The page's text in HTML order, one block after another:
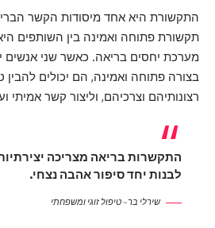
התקשורת היא אחד מיסודות הקשר
תקשורת פתוחה ואמינה בין השותפים
מערכת יחסים בריאה. כאשר שני אנשים
בצורה פתוחה ואמינה, הם יכולים להבין
רצונותיהם וצרכיהם, וליצור קשר אמיתי
התקשרות בריאה מצריכה
לבנות יחד סיפור אהבה נצחי.
שירלי בר – טיפול זוגי ומשפחתי